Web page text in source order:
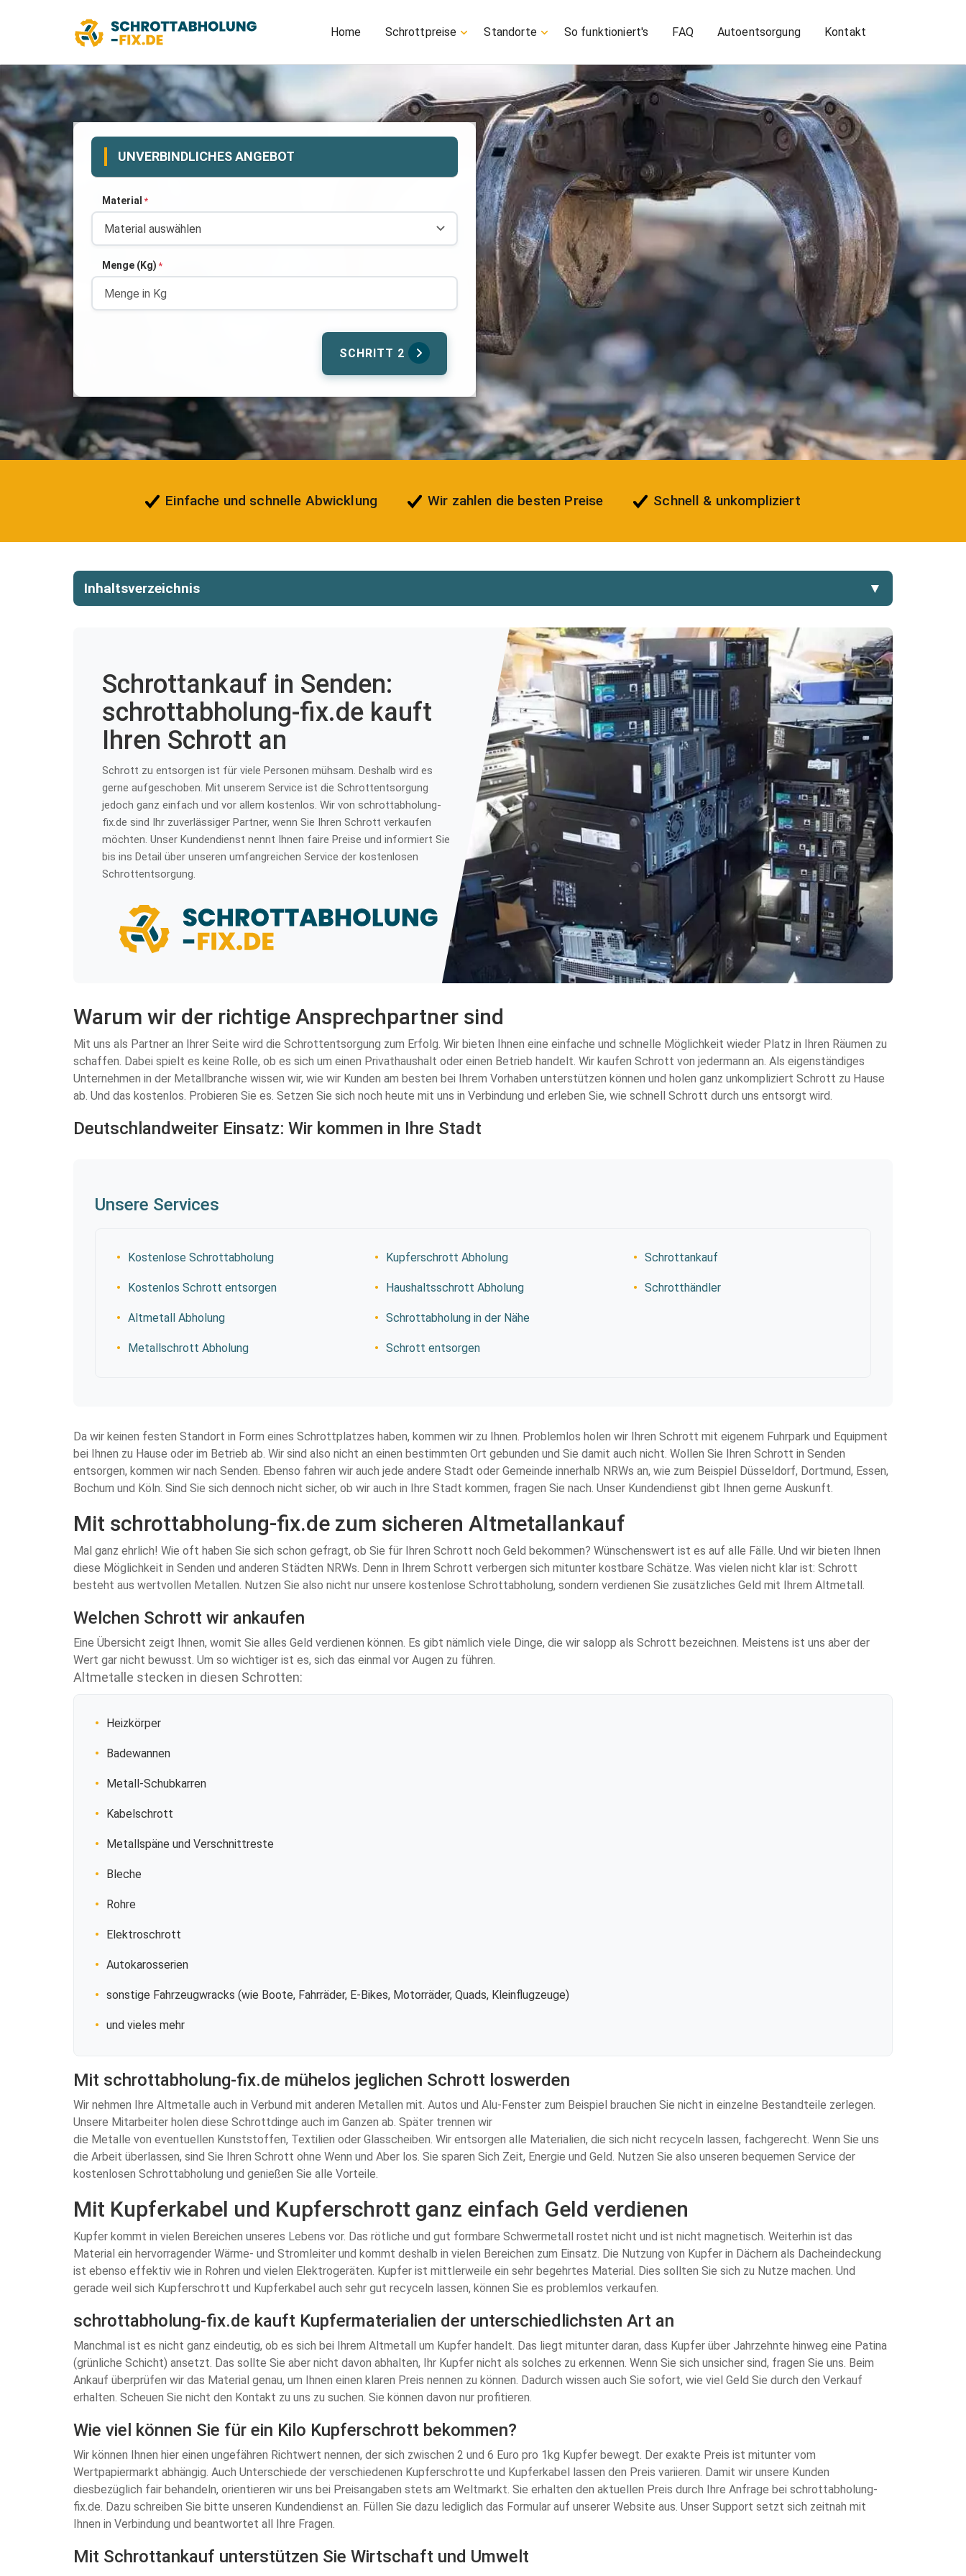
Home Schrottpreise Standorte So funktioniert's FAQ Autoentsorgung Kontakt
UNVERBINDLICHES ANGEBOT
Material *
Menge (Kg) *
SCHRITT 2
Einfache und schnelle Abwicklung Wir zahlen die besten Preise Schnell & unkompliziert
Inhaltsverzeichnis ▼
Schrottankauf in Senden:
schrottabholung-fix.de kauft
Ihren Schrott an
Schrott zu entsorgen ist für viele Personen mühsam. Deshalb wird es
gerne aufgeschoben. Mit unserem Service ist die Schrottentsorgung
jedoch ganz einfach und vor allem kostenlos. Wir von schrottabholung-
fix.de sind Ihr zuverlässiger Partner, wenn Sie Ihren Schrott verkaufen
möchten. Unser Kundendienst nennt Ihnen faire Preise und informiert Sie
bis ins Detail über unseren umfangreichen Service der kostenlosen
Schrottentsorgung.
Warum wir der richtige Ansprechpartner sind
Mit uns als Partner an Ihrer Seite wird die Schrottentsorgung zum Erfolg. Wir bieten Ihnen eine einfache und schnelle Möglichkeit wieder Platz in Ihren Räumen zu
schaffen. Dabei spielt es keine Rolle, ob es sich um einen Privathaushalt oder einen Betrieb handelt. Wir kaufen Schrott von jedermann an. Als eigenständiges
Unternehmen in der Metallbranche wissen wir, wie wir Kunden am besten bei Ihrem Vorhaben unterstützen können und holen ganz unkompliziert Schrott zu Hause
ab. Und das kostenlos. Probieren Sie es. Setzen Sie sich noch heute mit uns in Verbindung und erleben Sie, wie schnell Schrott durch uns entsorgt wird.
Deutschlandweiter Einsatz: Wir kommen in Ihre Stadt
Unsere Services
Kostenlose Schrottabholung
Kostenlos Schrott entsorgen
Altmetall Abholung
Metallschrott Abholung
Kupferschrott Abholung
Haushaltsschrott Abholung
Schrottabholung in der Nähe
Schrott entsorgen
Schrottankauf
Schrotthändler
Da wir keinen festen Standort in Form eines Schrottplatzes haben, kommen wir zu Ihnen. Problemlos holen wir Ihren Schrott mit eigenem Fuhrpark und Equipment
bei Ihnen zu Hause oder im Betrieb ab. Wir sind also nicht an einen bestimmten Ort gebunden und Sie damit auch nicht. Wollen Sie Ihren Schrott in Senden
entsorgen, kommen wir nach Senden. Ebenso fahren wir auch jede andere Stadt oder Gemeinde innerhalb NRWs an, wie zum Beispiel Düsseldorf, Dortmund, Essen,
Bochum und Köln. Sind Sie sich dennoch nicht sicher, ob wir auch in Ihre Stadt kommen, fragen Sie nach. Unser Kundendienst gibt Ihnen gerne Auskunft.
Mit schrottabholung-fix.de zum sicheren Altmetallankauf
Mal ganz ehrlich! Wie oft haben Sie sich schon gefragt, ob Sie für Ihren Schrott noch Geld bekommen? Wünschenswert ist es auf alle Fälle. Und wir bieten Ihnen
diese Möglichkeit in Senden und anderen Städten NRWs. Denn in Ihrem Schrott verbergen sich mitunter kostbare Schätze. Was vielen nicht klar ist: Schrott
besteht aus wertvollen Metallen. Nutzen Sie also nicht nur unsere kostenlose Schrottabholung, sondern verdienen Sie zusätzliches Geld mit Ihrem Altmetall.
Welchen Schrott wir ankaufen
Eine Übersicht zeigt Ihnen, womit Sie alles Geld verdienen können. Es gibt nämlich viele Dinge, die wir salopp als Schrott bezeichnen. Meistens ist uns aber der
Wert gar nicht bewusst. Um so wichtiger ist es, sich das einmal vor Augen zu führen.
Altmetalle stecken in diesen Schrotten:
Heizkörper
Badewannen
Metall-Schubkarren
Kabelschrott
Metallspäne und Verschnittreste
Bleche
Rohre
Elektroschrott
Autokarosserien
sonstige Fahrzeugwracks (wie Boote, Fahrräder, E-Bikes, Motorräder, Quads, Kleinflugzeuge)
und vieles mehr
Mit schrottabholung-fix.de mühelos jeglichen Schrott loswerden
Wir nehmen Ihre Altmetalle auch in Verbund mit anderen Metallen mit. Autos und Alu-Fenster zum Beispiel brauchen Sie nicht in einzelne Bestandteile zerlegen.
Unsere Mitarbeiter holen diese Schrottdinge auch im Ganzen ab. Später trennen wir
die Metalle von eventuellen Kunststoffen, Textilien oder Glasscheiben. Wir entsorgen alle Materialien, die sich nicht recyceln lassen, fachgerecht. Wenn Sie uns
die Arbeit überlassen, sind Sie Ihren Schrott ohne Wenn und Aber los. Sie sparen Sich Zeit, Energie und Geld. Nutzen Sie also unseren bequemen Service der
kostenlosen Schrottabholung und genießen Sie alle Vorteile.
Mit Kupferkabel und Kupferschrott ganz einfach Geld verdienen
Kupfer kommt in vielen Bereichen unseres Lebens vor. Das rötliche und gut formbare Schwermetall rostet nicht und ist nicht magnetisch. Weiterhin ist das
Material ein hervorragender Wärme- und Stromleiter und kommt deshalb in vielen Bereichen zum Einsatz. Die Nutzung von Kupfer in Dächern als Dacheindeckung
ist ebenso effektiv wie in Rohren und vielen Elektrogeräten. Kupfer ist mittlerweile ein sehr begehrtes Material. Dies sollten Sie sich zu Nutze machen. Und
gerade weil sich Kupferschrott und Kupferkabel auch sehr gut recyceln lassen, können Sie es problemlos verkaufen.
schrottabholung-fix.de kauft Kupfermaterialien der unterschiedlichsten Art an
Manchmal ist es nicht ganz eindeutig, ob es sich bei Ihrem Altmetall um Kupfer handelt. Das liegt mitunter daran, dass Kupfer über Jahrzehnte hinweg eine Patina
(grünliche Schicht) ansetzt. Das sollte Sie aber nicht davon abhalten, Ihr Kupfer nicht als solches zu erkennen. Wenn Sie sich unsicher sind, fragen Sie uns. Beim
Ankauf überprüfen wir das Material genau, um Ihnen einen klaren Preis nennen zu können. Dadurch wissen auch Sie sofort, wie viel Geld Sie durch den Verkauf
erhalten. Scheuen Sie nicht den Kontakt zu uns zu suchen. Sie können davon nur profitieren.
Wie viel können Sie für ein Kilo Kupferschrott bekommen?
Wir können Ihnen hier einen ungefähren Richtwert nennen, der sich zwischen 2 und 6 Euro pro 1kg Kupfer bewegt. Der exakte Preis ist mitunter vom
Wertpapiermarkt abhängig. Auch Unterschiede der verschiedenen Kupferschrotte und Kupferkabel lassen den Preis variieren. Damit wir unsere Kunden
diesbezüglich fair behandeln, orientieren wir uns bei Preisangaben stets am Weltmarkt. Sie erhalten den aktuellen Preis durch Ihre Anfrage bei schrottabholung-
fix.de. Dazu schreiben Sie bitte unseren Kundendienst an. Füllen Sie dazu lediglich das Formular auf unserer Website aus. Unser Support setzt sich zeitnah mit
Ihnen in Verbindung und beantwortet all Ihre Fragen.
Mit Schrottankauf unterstützen Sie Wirtschaft und Umwelt